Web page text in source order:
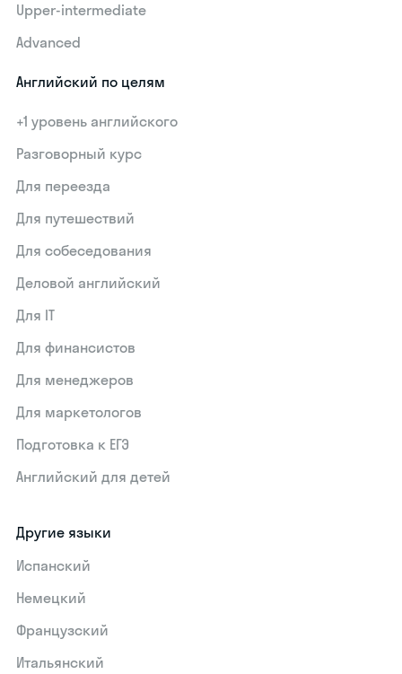
Upper-intermediate
Advanced
Английский по целям
+1 уровень английского
Разговорный курс
Для переезда
Для путешествий
Для собеседования
Деловой английский
Для IT
Для финансистов
Для менеджеров
Для маркетологов
Подготовка к ЕГЭ
Английский для детей
Другие языки
Испанский
Немецкий
Французский
Итальянский